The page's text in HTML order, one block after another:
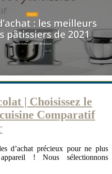
| Choisissez le
Comparatif
d’achat précieux pour ne plus
! Nous sélectionnons